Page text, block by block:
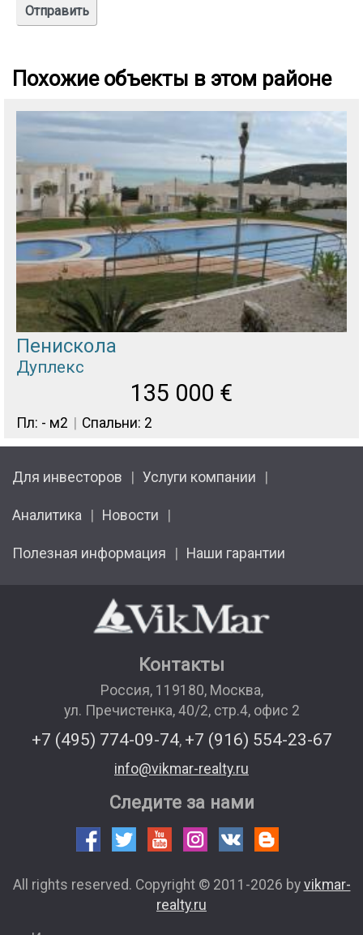
Похожие объекты в этом районе
Пенискола
Дуплекс
135 000 €
Пл: - м2 Спальни: 2
Для инвесторов Услуги компании
Аналитика Новости
Полезная информация Наши гарантии
Контакты
Россия, 119180, Москва,
ул. Пречистенка, 40/2, стр.4, офис 2
+7 (495) 774-09-74, +7 (916) 554-23-67
info@vikmar-realty.ru
Следите за нами
All rights reserved. Copyright © 2011-2026 by vikmar-
realty.ru